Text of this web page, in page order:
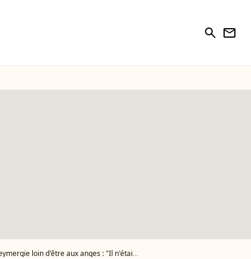
search newsletter
loin d'être aux anges : "Il n'était pas..."